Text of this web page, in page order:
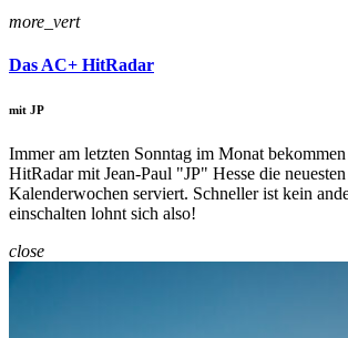
more_vert
Das AC+ HitRadar
mit JP
Immer am letzten Sonntag im Monat
HitRadar mit Jean-Paul "JP" Hesse die
Kalenderwochen serviert. Schneller ist kein
einschalten lohnt sich also!
close